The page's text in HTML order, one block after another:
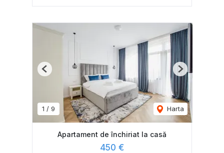
1 / 9 Harta
Previous Next
Apartament de închiriat la casă
450 €